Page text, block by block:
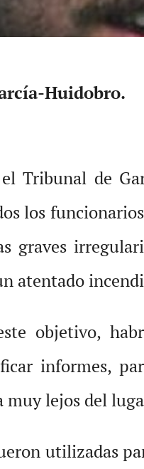
Huidobro.
Tribunal de
los
graves
atentado
objetivo,
informes,
muy lejos del
utilizadas